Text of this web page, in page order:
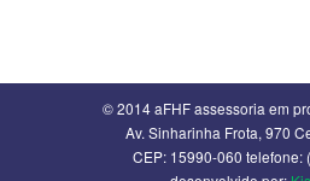
© 2014 aFHF assessoria em
Av. Sinharinha Frota, 970
CEP: 15990-060 telefone: